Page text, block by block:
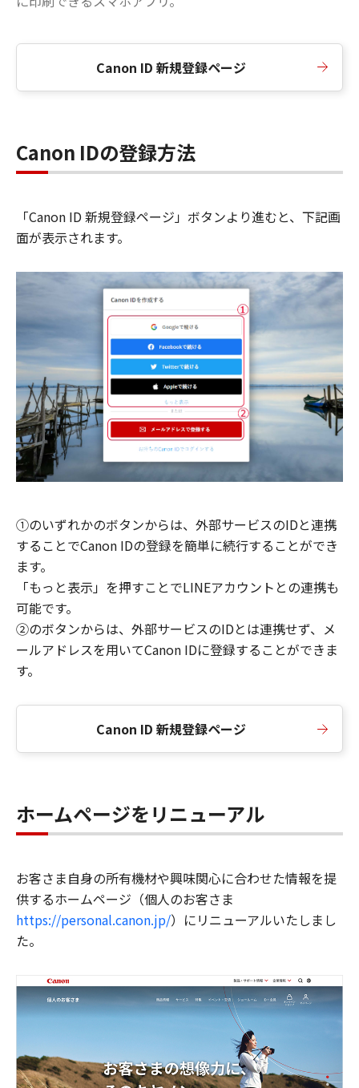
Canon ID 新規登録ページ
Canon IDの登録方法
「Canon ID 新規登録ページ」ボタンより進むと、下記画
面が表示されます。
①のいずれかのボタンからは、外部サービスのIDと連携
することでCanon IDの登録を簡単に続行することができ
ます。
「もっと表示」を押すことでLINEアカウントとの連携も
可能です。
②のボタンからは、外部サービスのIDとは連携せず、メ
ールアドレスを用いてCanon IDに登録することができま
す。
Canon ID 新規登録ページ
ホームページをリニューアル
お客さま自身の所有機材や興味関心に合わせた情報を提
供するホームページ（個人のお客さま
https://personal.canon.jp/）にリニューアルいたしまし
た。